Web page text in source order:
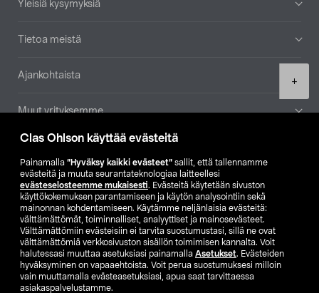
Clas Ohlson käyttää evästeitä
Painamalla ”Hyväksy kaikki evästeet” sallit, että tallennamme
evästeitä ja muuta seurantateknologiaa laitteellesi
evästeselosteemme mukaisesti. Evästeitä käytetään sivuston
käyttökokemuksen parantamiseen ja käytön analysointiin sekä
mainonnan kohdentamiseen. Käytämme neljänlaisia evästeitä:
välttämättömät, toiminnalliset, analyyttiset ja mainosevästeet.
Välttämättömiin evästeisiin ei tarvita suostumustasi, sillä ne ovat
välttämättömiä verkkosivuston sisällön toimimisen kannalta. Voit
halutessasi muuttaa asetuksiasi painamalla Asetukset. Evästeiden
hyväksyminen on vapaaehtoista. Voit perua suostumuksesi milloin
vain muuttamalla evästeasetuksiasi, apua saat tarvittaessa
asiakaspalvelustamme.
+
Yleisiä kysymyksiä
Tietoa meistä
Ajankohtaista
Muut yrityksemme
Etsi myymälä
SE NO FI
FI SV